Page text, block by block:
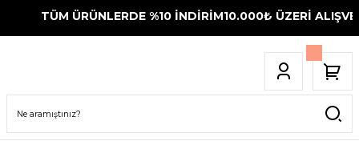
TÜM ÜRÜNLERDE %10 İNDİRİM10.000₺ ÜZERİ